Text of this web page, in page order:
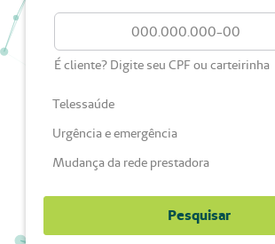
É cliente? Digite seu CPF ou carteirinha
Telessaúde
Urgência e emergência
Mudança da rede prestadora
Pesquisar